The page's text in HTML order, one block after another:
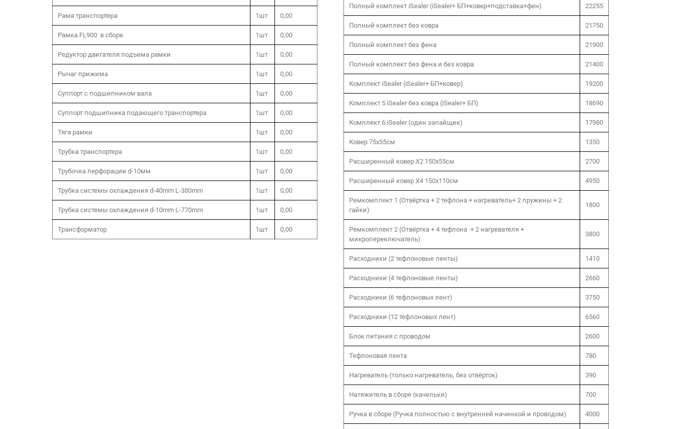
Рама транспортера 1шт 0,00
Рамка FL900 в сборе 1шт 0,00
Редуктор двигателя подъема рамки 1шт 0,00
Рычаг прижима 1шт 0,00
Суппорт с подшипником вала 1шт 0,00
Суппорт подшипника подающего транспортера 1шт 0,00
Тяга рамки 1шт 0,00
Трубка транспортера 1шт 0,00
Трубочка перфорации d-10мм 1шт 0,00
Трубка системы охлаждения d-40mm L-380mm 1шт 0,00
Трубка системы охлаждения d-10mm L-770mm 1шт 0,00
Трансформатор 1шт 0,00
Полный комплект iSealer (iSealer+ БП+ковер+подставка+фен) 22255
Полный комплект без ковра 21750
Полный комплект без фена 21900
Полный комплект без фена и без ковра 21400
Комплект iSealer (iSealer+ БП+ковер) 19200
Комплект 5 iSealer без ковра (iSealer+ БП) 18690
Комплект 6 iSealer (один запайщик) 17980
Ковер 75х55см 1350
Расширенный ковер Х2 150х55см 2700
Расширенный ковер Х4 150х110см 4950
Ремкомплект 1 (Отвёртка + 2 тефлона + нагреватель+ 2 пружины + 2
гайки)
1800
Ремкомплект 2 (Отвёртка + 4 тефлона + 2 нагревателя +
микропереключатель)
3800
Расходники (2 тефлоновые ленты) 1410
Расходники (4 тефлоновые ленты) 2660
Расходники (6 тефлоновых лент) 3750
Расходники (12 тефлоновых лент) 6560
Блок питания с проводом 2600
Тефлоновая лента 780
Нагреватель (только нагреватель, без отвёрток) 390
Натяжитель в сборе (качельки) 700
Ручка в сборе (Ручка полностью с внутренней начинкой и проводом) 4000